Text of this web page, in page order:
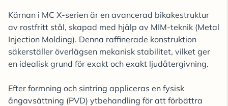
Kärnan i MC X-serien är en avancerad bikakestruktur
av rostfritt stål, skapad med hjälp av MIM-teknik (Metal
Injection Molding). Denna raffinerade konstruktion
säkerställer överlägsen mekanisk stabilitet, vilket ger
en idealisk grund för exakt och exakt ljudåtergivning.
Efter formning och sintring appliceras en fysisk
ångavsättning (PVD) ytbehandling för att förbättra